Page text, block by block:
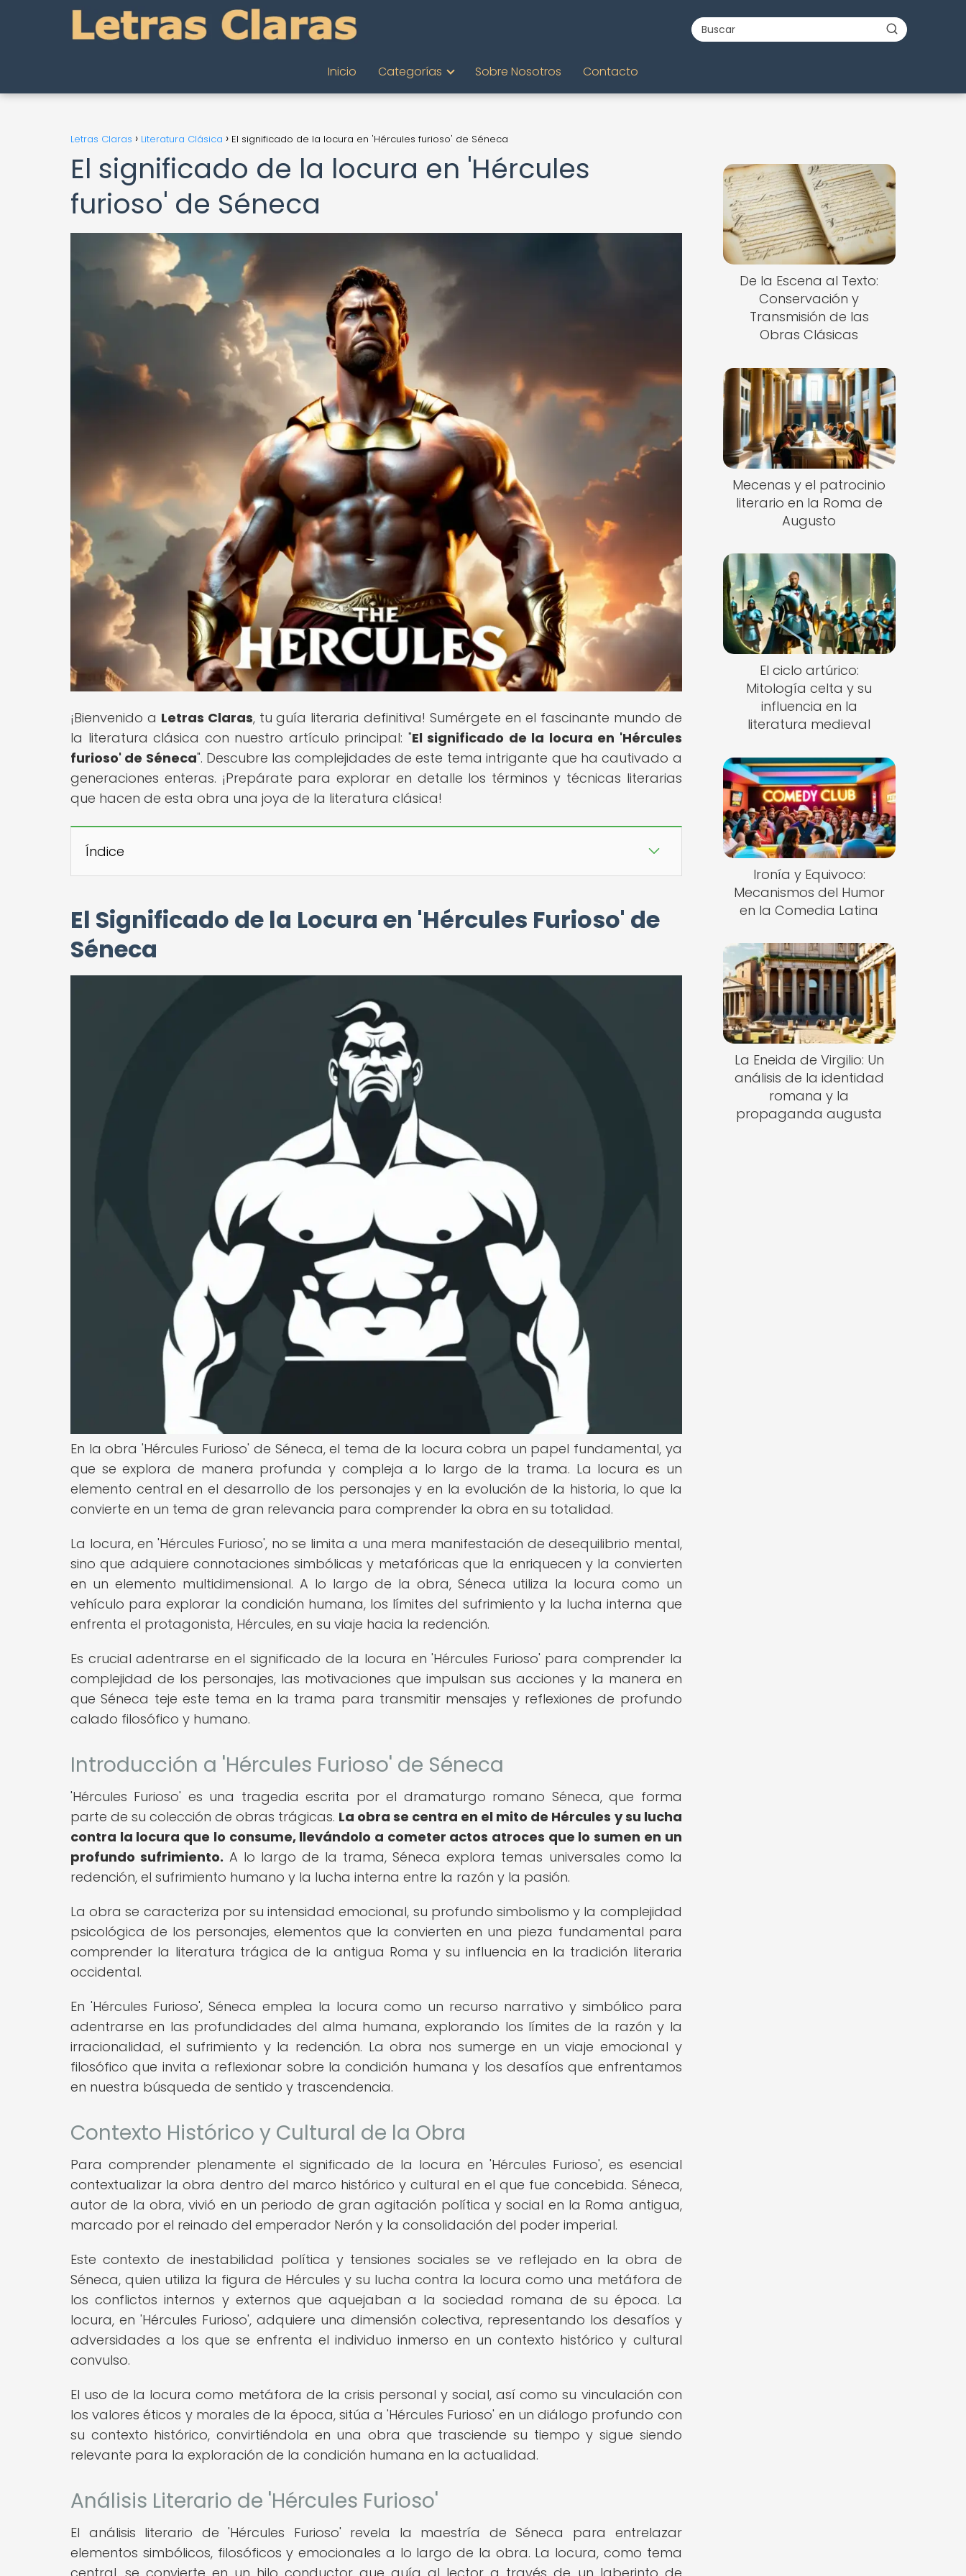
Inicio Categorías Sobre Nosotros Contacto
Letras Claras Literatura Clásica El significado de la locura en 'Hércules furioso' de Séneca
El significado de la locura en 'Hércules
furioso' de Séneca
¡Bienvenido a Letras Claras, tu guía literaria definitiva! Sumérgete en el fascinante mundo de
la literatura clásica con nuestro artículo principal: "El significado de la locura en 'Hércules
furioso' de Séneca". Descubre las complejidades de este tema intrigante que ha cautivado a
generaciones enteras. ¡Prepárate para explorar en detalle los términos y técnicas literarias
que hacen de esta obra una joya de la literatura clásica!
Índice
El Significado de la Locura en 'Hércules Furioso' de
Séneca
En la obra 'Hércules Furioso' de Séneca, el tema de la locura cobra un papel fundamental, ya
que se explora de manera profunda y compleja a lo largo de la trama. La locura es un
elemento central en el desarrollo de los personajes y en la evolución de la historia, lo que la
convierte en un tema de gran relevancia para comprender la obra en su totalidad.
La locura, en 'Hércules Furioso', no se limita a una mera manifestación de desequilibrio mental,
sino que adquiere connotaciones simbólicas y metafóricas que la enriquecen y la convierten
en un elemento multidimensional. A lo largo de la obra, Séneca utiliza la locura como un
vehículo para explorar la condición humana, los límites del sufrimiento y la lucha interna que
enfrenta el protagonista, Hércules, en su viaje hacia la redención.
Es crucial adentrarse en el significado de la locura en 'Hércules Furioso' para comprender la
complejidad de los personajes, las motivaciones que impulsan sus acciones y la manera en
que Séneca teje este tema en la trama para transmitir mensajes y reflexiones de profundo
calado filosófico y humano.
Introducción a 'Hércules Furioso' de Séneca
'Hércules Furioso' es una tragedia escrita por el dramaturgo romano Séneca, que forma
parte de su colección de obras trágicas. La obra se centra en el mito de Hércules y su lucha
contra la locura que lo consume, llevándolo a cometer actos atroces que lo sumen en un
profundo sufrimiento. A lo largo de la trama, Séneca explora temas universales como la
redención, el sufrimiento humano y la lucha interna entre la razón y la pasión.
La obra se caracteriza por su intensidad emocional, su profundo simbolismo y la complejidad
psicológica de los personajes, elementos que la convierten en una pieza fundamental para
comprender la literatura trágica de la antigua Roma y su influencia en la tradición literaria
occidental.
En 'Hércules Furioso', Séneca emplea la locura como un recurso narrativo y simbólico para
adentrarse en las profundidades del alma humana, explorando los límites de la razón y la
irracionalidad, el sufrimiento y la redención. La obra nos sumerge en un viaje emocional y
filosófico que invita a reflexionar sobre la condición humana y los desafíos que enfrentamos
en nuestra búsqueda de sentido y trascendencia.
Contexto Histórico y Cultural de la Obra
Para comprender plenamente el significado de la locura en 'Hércules Furioso', es esencial
contextualizar la obra dentro del marco histórico y cultural en el que fue concebida. Séneca,
autor de la obra, vivió en un periodo de gran agitación política y social en la Roma antigua,
marcado por el reinado del emperador Nerón y la consolidación del poder imperial.
Este contexto de inestabilidad política y tensiones sociales se ve reflejado en la obra de
Séneca, quien utiliza la figura de Hércules y su lucha contra la locura como una metáfora de
los conflictos internos y externos que aquejaban a la sociedad romana de su época. La
locura, en 'Hércules Furioso', adquiere una dimensión colectiva, representando los desafíos y
adversidades a los que se enfrenta el individuo inmerso en un contexto histórico y cultural
convulso.
El uso de la locura como metáfora de la crisis personal y social, así como su vinculación con
los valores éticos y morales de la época, sitúa a 'Hércules Furioso' en un diálogo profundo con
su contexto histórico, convirtiéndola en una obra que trasciende su tiempo y sigue siendo
relevante para la exploración de la condición humana en la actualidad.
Análisis Literario de 'Hércules Furioso'
El análisis literario de 'Hércules Furioso' revela la maestría de Séneca para entrelazar
elementos simbólicos, filosóficos y emocionales a lo largo de la obra. La locura, como tema
De la Escena al Texto:
Conservación y
Transmisión de las
Obras Clásicas
Mecenas y el patrocinio
literario en la Roma de
Augusto
El ciclo artúrico:
Mitología celta y su
influencia en la
literatura medieval
Ironía y Equivoco:
Mecanismos del Humor
en la Comedia Latina
La Eneida de Virgilio: Un
análisis de la identidad
romana y la
propaganda augusta